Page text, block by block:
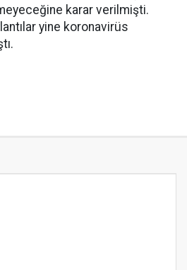
karar verilmişti.
yine koronavirüs